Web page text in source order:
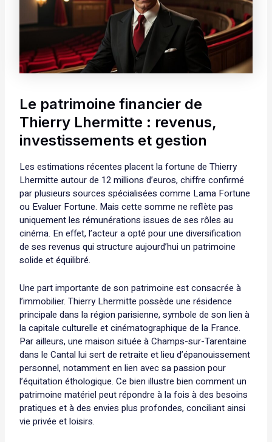
Le patrimoine financier de
Thierry Lhermitte : revenus,
investissements et gestion
Les estimations récentes placent la fortune de Thierry
Lhermitte autour de 12 millions d’euros, chiffre confirmé
par plusieurs sources spécialisées comme Lama Fortune
ou Evaluer Fortune. Mais cette somme ne reflète pas
uniquement les rémunérations issues de ses rôles au
cinéma. En effet, l’acteur a opté pour une diversification
de ses revenus qui structure aujourd’hui un patrimoine
solide et équilibré.
Une part importante de son patrimoine est consacrée à
l’immobilier. Thierry Lhermitte possède une résidence
principale dans la région parisienne, symbole de son lien à
la capitale culturelle et cinématographique de la France.
Par ailleurs, une maison située à Champs-sur-Tarentaine
dans le Cantal lui sert de retraite et lieu d’épanouissement
personnel, notamment en lien avec sa passion pour
l’équitation éthologique. Ce bien illustre bien comment un
patrimoine matériel peut répondre à la fois à des besoins
pratiques et à des envies plus profondes, conciliant ainsi
vie privée et loisirs.